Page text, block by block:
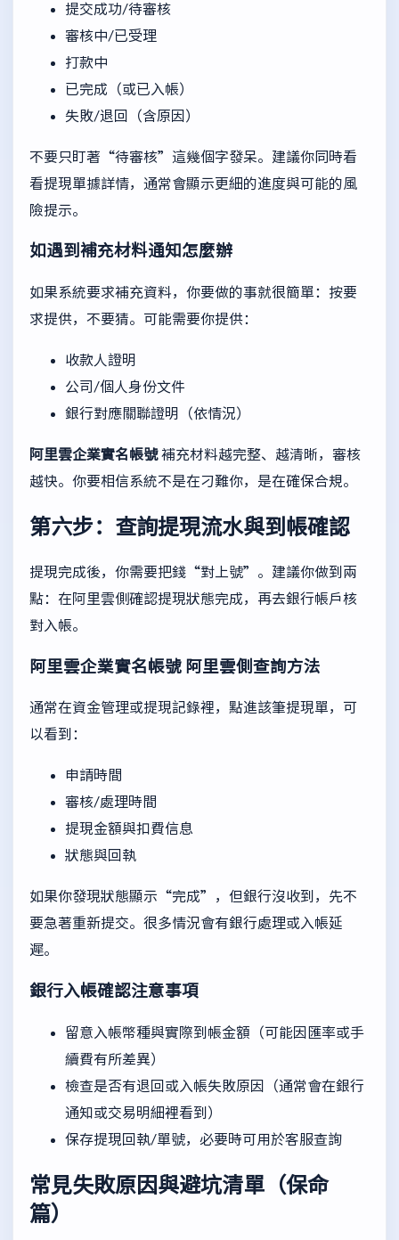
提交成功/待審核
審核中/已受理
打款中
已完成（或已入帳）
失敗/退回（含原因）
不要只盯著“待審核”這幾個字發呆。建議你同時看
看提現單據詳情，通常會顯示更細的進度與可能的風
險提示。
如遇到補充材料通知怎麼辦
如果系統要求補充資料，你要做的事就很簡單：按要
求提供，不要猜。可能需要你提供：
收款人證明
公司/個人身份文件
銀行對應關聯證明（依情況）
阿里雲企業實名帳號補充材料越完整、越清晰，審核
越快。你要相信系統不是在刁難你，是在確保合規。
第六步：查詢提現流水與到帳確認
提現完成後，你需要把錢“對上號”。建議你做到兩
點：在阿里雲側確認提現狀態完成，再去銀行帳戶核
對入帳。
阿里雲企業實名帳號 阿里雲側查詢方法
通常在資金管理或提現記錄裡，點進該筆提現單，可
以看到：
申請時間
審核/處理時間
提現金額與扣費信息
狀態與回執
如果你發現狀態顯示“完成”，但銀行沒收到，先不
要急著重新提交。很多情況會有銀行處理或入帳延
遲。
銀行入帳確認注意事項
留意入帳幣種與實際到帳金額（可能因匯率或手
續費有所差異）
檢查是否有退回或入帳失敗原因（通常會在銀行
通知或交易明細裡看到）
保存提現回執/單號，必要時可用於客服查詢
常見失敗原因與避坑清單（保命
篇）